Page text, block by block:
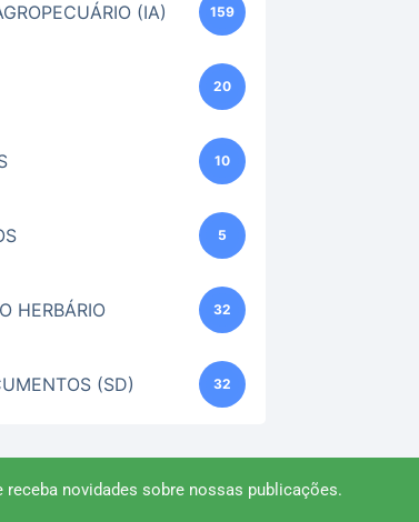
(IA) 159
20
10
5
HERBÁRIO 32
(SD) 32
receba novidades sobre nossas publicações.